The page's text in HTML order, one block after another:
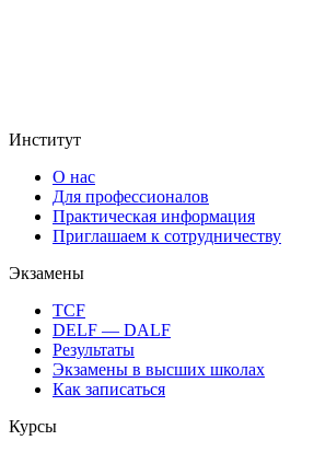
Институт
О нас
Для профессионалов
Практическая информация
Приглашаем к сотрудничеству
Экзамены
TCF
DELF — DALF
Результаты
Экзамены в высших школах
Как записаться
Курсы